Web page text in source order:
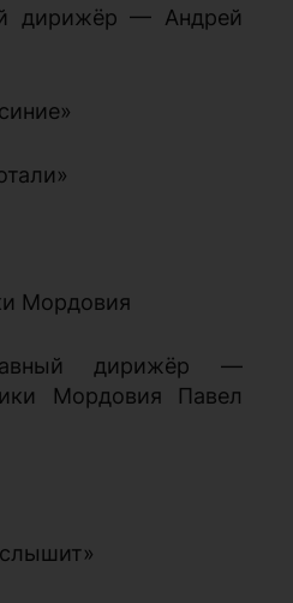
дирижёр — Андрей
Мордовия
дирижёр —
Мордовия Павел